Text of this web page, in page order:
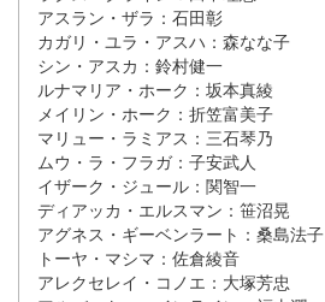
アスラン・ザラ：石田彰
カガリ・ユラ・アスハ：森なな子
シン・アスカ：鈴村健一
ルナマリア・ホーク：坂本真綾
メイリン・ホーク：折笠富美子
マリュー・ラミアス：三石琴乃
ムウ・ラ・フラガ：子安武人
イザーク・ジュール：関智一
ディアッカ・エルスマン：笹沼晃
アグネス・ギーベンラート：桑島法子
トーヤ・マシマ：佐倉綾音
アレクセレイ・コノエ：大塚芳忠